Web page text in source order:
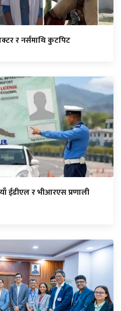
र नर्समाथि कुटपिट
ईडीएल र भीआरएस प्रणाली